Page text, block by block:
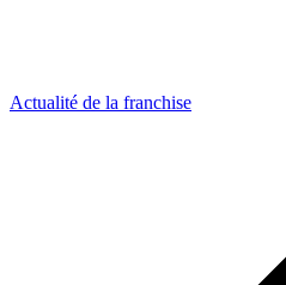
Actualité de la franchise